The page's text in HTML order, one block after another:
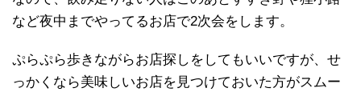
など夜中までやってるお店で2次会をします。
ぷらぷら歩きながらお店探しをしてもいいですが、せ
っかくなら美味しいお店を見つけておいた方がスムー